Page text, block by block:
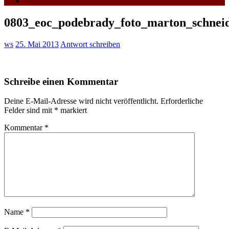
ws 25. Mai 2013 Antwort schreiben
Schreibe einen Kommentar
Deine E-Mail-Adresse wird nicht veröffentlicht. Erforderliche
Felder sind mit * markiert
Kommentar *
Name *